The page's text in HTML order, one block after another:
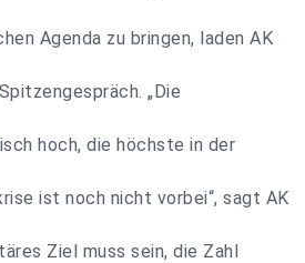
Agenda zu bringen, laden AK
„Die
hoch, die höchste in der
ist noch nicht vorbei“, sagt AK
Ziel muss sein, die Zahl